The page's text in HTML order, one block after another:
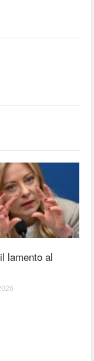
lamento al